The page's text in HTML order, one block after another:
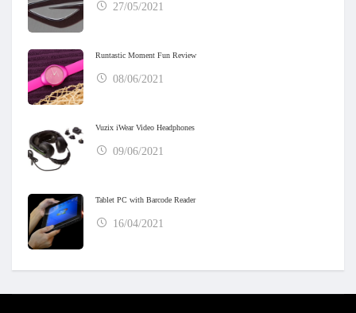
27/05/2021
Runtastic Moment Fun Review
08/06/2021
Vuzix iWear Video Headphones
09/06/2021
Tablet PC with Barcode Reader
16/04/2021